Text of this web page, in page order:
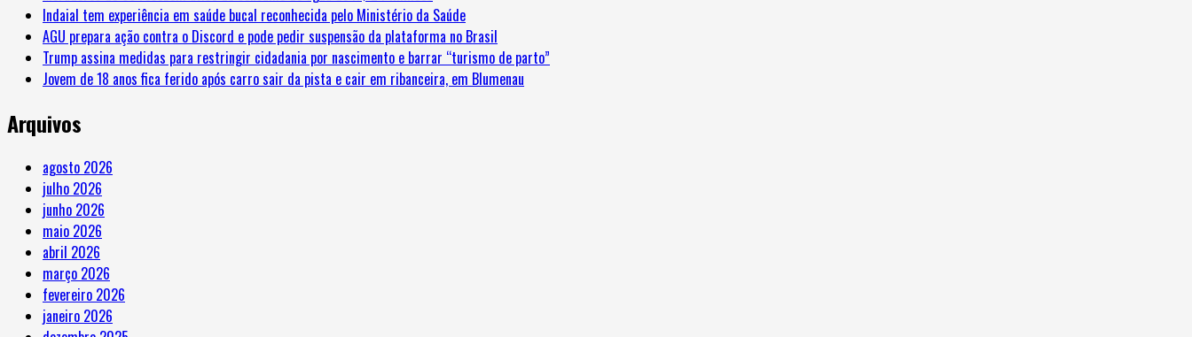
Indaial tem experiência em saúde bucal reconhecida pelo Ministério da Saúde
AGU prepara ação contra o Discord e pode pedir suspensão da plataforma no Brasil
Trump assina medidas para restringir cidadania por nascimento e barrar “turismo de parto”
Jovem de 18 anos fica ferido após carro sair da pista e cair em ribanceira, em Blumenau
Arquivos
agosto 2026
julho 2026
junho 2026
maio 2026
abril 2026
março 2026
fevereiro 2026
janeiro 2026